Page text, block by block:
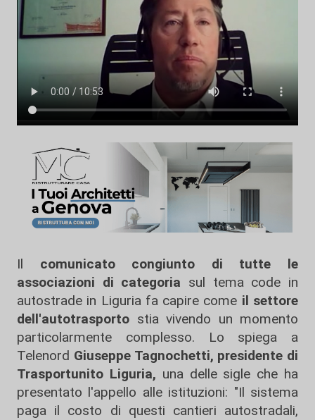
Il comunicato congiunto di tutte le
associazioni di categoria sul tema code in
autostrade in Liguria fa capire come il settore
dell'autotrasporto stia vivendo un momento
particolarmente complesso. Lo spiega a
Telenord Giuseppe Tagnochetti, presidente di
Trasportunito Liguria, una delle sigle che ha
presentato l'appello alle istituzioni: "Il sistema
paga il costo di questi cantieri autostradali,